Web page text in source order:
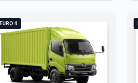
EURO 4